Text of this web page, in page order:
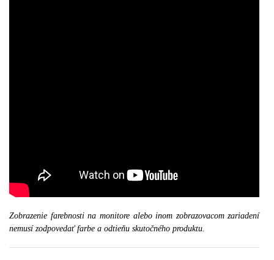
Zobrazenie farebnosti na monitore alebo inom zobrazovacom zariadení
nemusí zodpovedať farbe a odtieňu skutočného produktu.